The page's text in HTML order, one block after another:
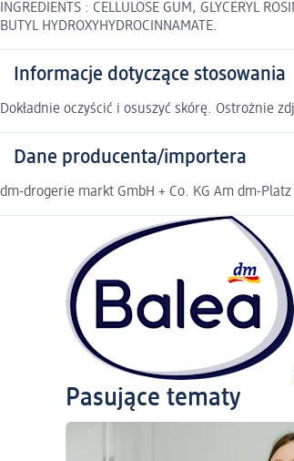
INGREDIENTS : CELLULOSE GUM, GLYCERYL
BUTYL HYDROXYHYDROCINNAMATE.
Informacje dotyczące stosowania
Dokładnie oczyścić i osuszyć skórę. Ostrożnie
Dane producenta/importera
dm-drogerie markt GmbH + Co. KG Am dm-
Pasujące tematy